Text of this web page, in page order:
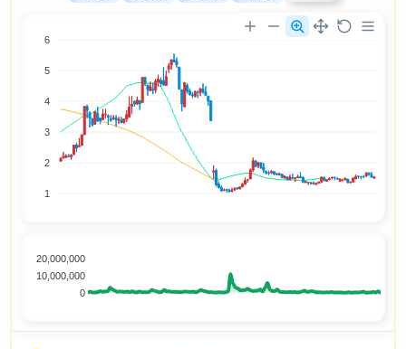
6
5
4
3
2
1
20,000,000
10,000,000
0